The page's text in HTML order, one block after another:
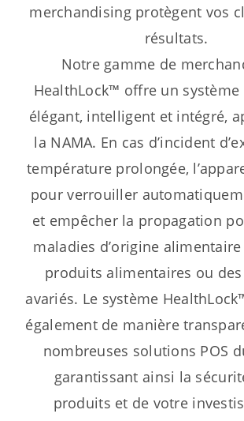
merchandising protègent vos
résultats.
Notre gamme de
HealthLock™ offre un système
élégant, intelligent et intégré,
la NAMA. En cas d’incident
température prolongée,
pour verrouiller
et empêcher la propagation
maladies d’origine
produits alimentaires ou
avariés. Le système
également de manière
nombreuses solutions POS
garantissant ainsi la
produits et de votre